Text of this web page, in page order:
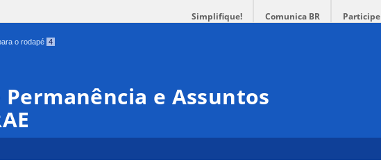
Simplifique! Comunica BR Participe
o rodapé 4
e Assuntos